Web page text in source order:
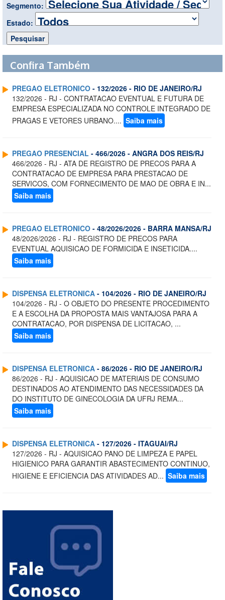
Segmento:
Estado:
Confira Também
PREGAO ELETRONICO - 132/2026 - RIO DE JANEIRO/RJ
132/2026 - RJ - CONTRATACAO EVENTUAL E FUTURA DE
EMPRESA ESPECIALIZADA NO CONTROLE INTEGRADO DE
PRAGAS E VETORES URBANO.... Saiba mais
PREGAO PRESENCIAL - 466/2026 - ANGRA DOS REIS/RJ
466/2026 - RJ - ATA DE REGISTRO DE PRECOS PARA A
CONTRATACAO DE EMPRESA PARA PRESTACAO DE
SERVICOS, COM FORNECIMENTO DE MAO DE OBRA E IN...
Saiba mais
PREGAO ELETRONICO - 48/2026/2026 - BARRA MANSA/RJ
48/2026/2026 - RJ - REGISTRO DE PRECOS PARA
EVENTUAL AQUISICAO DE FORMICIDA E INSETICIDA....
Saiba mais
DISPENSA ELETRONICA - 104/2026 - RIO DE JANEIRO/RJ
104/2026 - RJ - O OBJETO DO PRESENTE PROCEDIMENTO
E A ESCOLHA DA PROPOSTA MAIS VANTAJOSA PARA A
CONTRATACAO, POR DISPENSA DE LICITACAO, ...
Saiba mais
DISPENSA ELETRONICA - 86/2026 - RIO DE JANEIRO/RJ
86/2026 - RJ - AQUISICAO DE MATERIAIS DE CONSUMO
DESTINADOS AO ATENDIMENTO DAS NECESSIDADES DA
DO INSTITUTO DE GINECOLOGIA DA UFRJ REMA...
Saiba mais
DISPENSA ELETRONICA - 127/2026 - ITAGUAI/RJ
127/2026 - RJ - AQUISICAO PANO DE LIMPEZA E PAPEL
HIGIENICO PARA GARANTIR ABASTECIMENTO CONTINUO,
HIGIENE E EFICIENCIA DAS ATIVIDADES AD... Saiba mais